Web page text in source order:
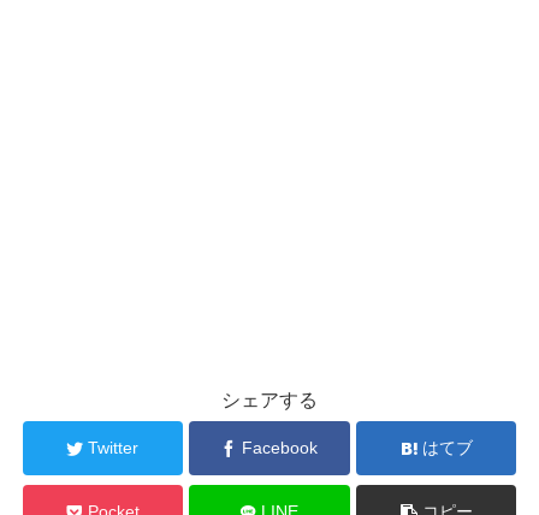
シェアする
Twitter Facebook はてブ